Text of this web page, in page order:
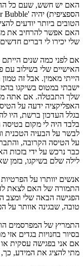
האם יש חשש, שעם כל
הספציפית) יהיה 'Bubble
הטובים ביותר יודעים
האם אפשר להרחיב את מה
שלי יכירו לי דברים
אם לפני כמה שנים הייתם
האישיים שלי בשילוב עם
הייתי מאמין. אבל זה
ישבתי במטוס בשיקגו
שלך התבטלה. אם אתה
האפליקציה ידעה על
בגלל העדכון ברשת, היו
בלבד היה לי מקום
לבשר על הבעיה הטכנית
כבר נרכש על ידי בזכות
לילה שלם בשיקגו, בזמן
אנשים יוותרו על
התמורה של האם לצאת
הפגישה הבאה שלי ומצב
טובה, שבגינה אוותר על
התמריץ של המפרסמים
בסיור בחנויות בגדים
אם אני בפגישה עסקית
מתי להציג את המידע,